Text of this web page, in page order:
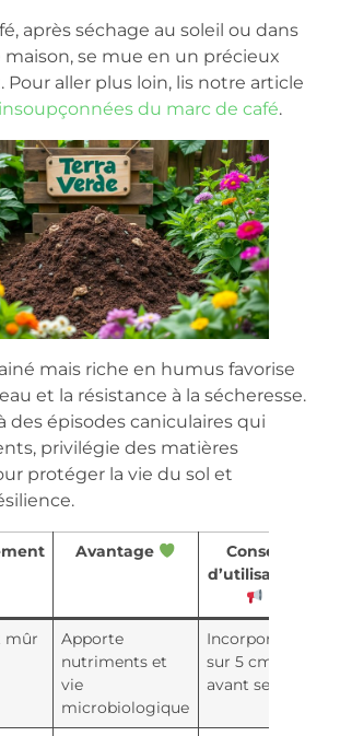
après séchage au soleil ou dans
maison, se mue en un précieux
aller plus loin, lis notre article
du marc de café.
mais riche en humus favorise
et la résistance à la sécheresse.
des épisodes caniculaires qui
privilégie des matières
protéger la vie du sol et
Avantage
Conseil
d’utilisation
mûr
Apporte
nutriments et
vie
microbiologique
Incorporer
sur 5 cm
avant semis